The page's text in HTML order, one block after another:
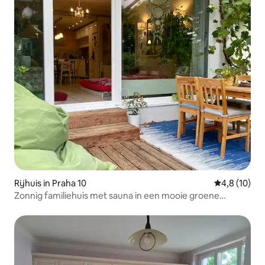
Rijhuis in Praha 10
4,8 (10)
Zonnig familiehuis met sauna in een mooie groene